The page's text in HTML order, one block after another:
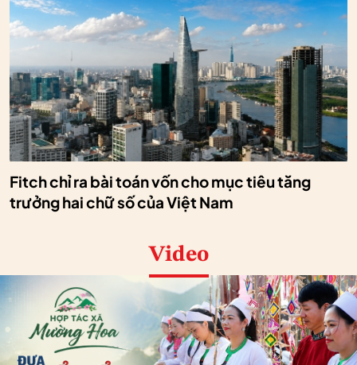
Fitch chỉ ra bài toán vốn cho mục tiêu tăng
trưởng hai chữ số của Việt Nam
Video